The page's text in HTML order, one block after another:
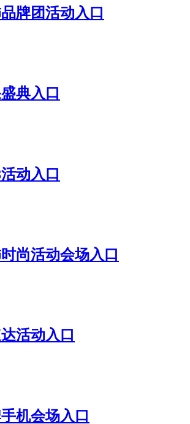
牌团活动入口
典入口
动入口
尚活动会场入口
活动入口
机会场入口